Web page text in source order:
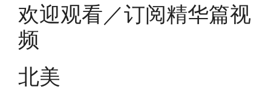
欢迎观看／订阅精华篇视
频
北美